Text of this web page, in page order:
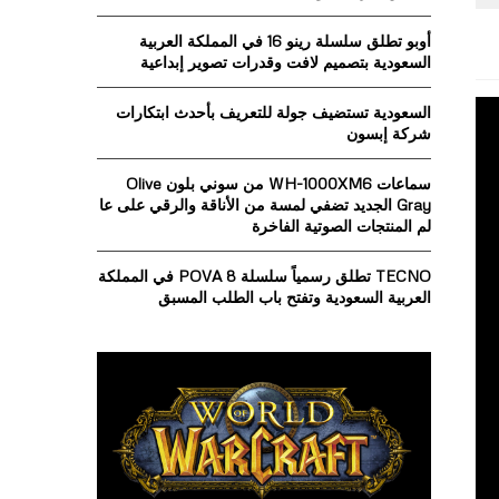
r
:
H
أوبو تطلق سلسلة رينو 16 في المملكة العربية
السعودية بتصميم لافت وقدرات تصوير إبداعية
السعودية تستضيف جولة للتعريف بأحدث ابتكارات
شركة إبسون
سماعات WH-1000XM6 من سوني بلون Olive
Gray الجديد تضفي لمسة من الأناقة والرقي على عا
لم المنتجات الصوتية الفاخرة
TECNO تطلق رسمياً سلسلة POVA 8 في المملكة
العربية السعودية وتفتح باب الطلب المسبق